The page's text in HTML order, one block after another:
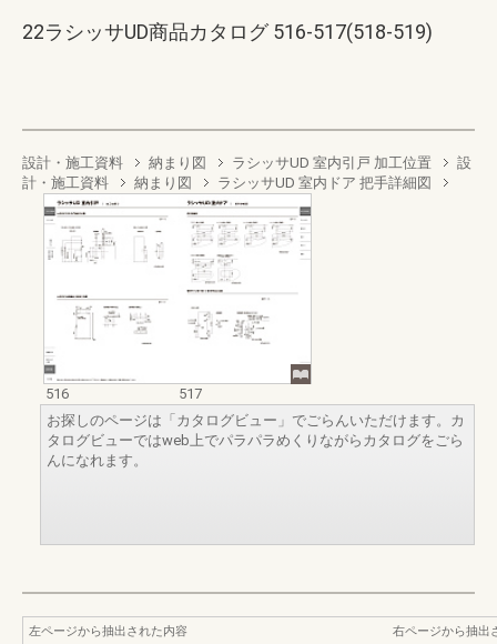
22ラシッサUD商品カタログ 516-517(518-519)
設計・施工資料 納まり図 ラシッサUD 室内引戸 加工位置
設
計・施工資料
納まり図 ラシッサUD 室内ドア 把手詳細図
516
517
お探しのページは「カタログビュー」でごらんいただけます。カ
タログビューではweb上でパラパラめくりながらカタログをごら
んになれます。
左ページから抽出された内容
右ページから抽出